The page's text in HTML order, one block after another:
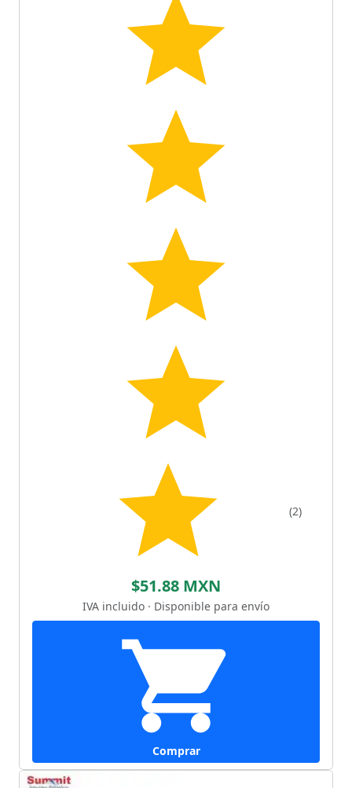
(2)
$51.88 MXN
IVA incluido · Disponible para envío
Comprar